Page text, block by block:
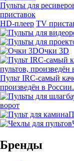
Пульты для
приставок
HD-плеер TV
Очки 3D
Пульт IRC-самый
произведён в
ворот
Бренды